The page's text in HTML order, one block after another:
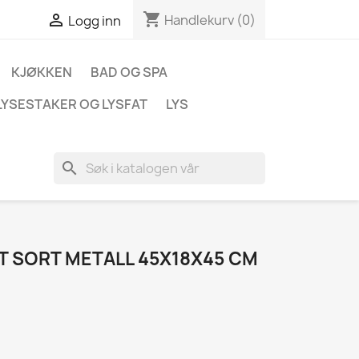
 Logg inn shopping_cart Handlekurv (0)
KJØKKEN
BAD OG SPA
OG LYSFAT
LYS
search
SORT METALL 45X18X45 CM